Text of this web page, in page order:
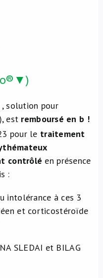
solution pour
est remboursé en b !
pour le traitement
contrôlé en présence
:
intolérance à ces 3
et corticostéroïde
SLEDAI et BILAG